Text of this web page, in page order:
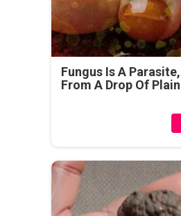
Fungus Is A
From A Drop Of